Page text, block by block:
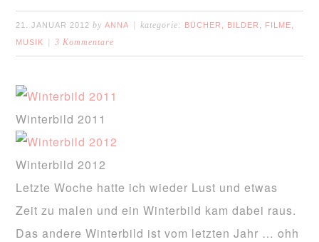
21. JANUAR 2012 byANNA kategorie: BÜCHER, BILDER, FILME,
MUSIK
3 Kommentare
Winterbild 2011
Winterbild 2012
Letzte Woche hatte ich wieder Lust und etwas
Zeit zu malen und ein Winterbild kam dabei raus.
Das andere Winterbild ist vom letzten Jahr … ohh